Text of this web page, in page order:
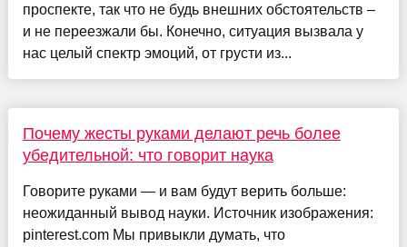
проспекте, так что не будь внешних обстоятельств –
и не переезжали бы. Конечно, ситуация вызвала у
нас целый спектр эмоций, от грусти из...
Почему жесты руками делают речь более
убедительной: что говорит наука
Говорите руками — и вам будут верить больше:
неожиданный вывод науки. Источник изображения:
pinterest.com Мы привыкли думать, что